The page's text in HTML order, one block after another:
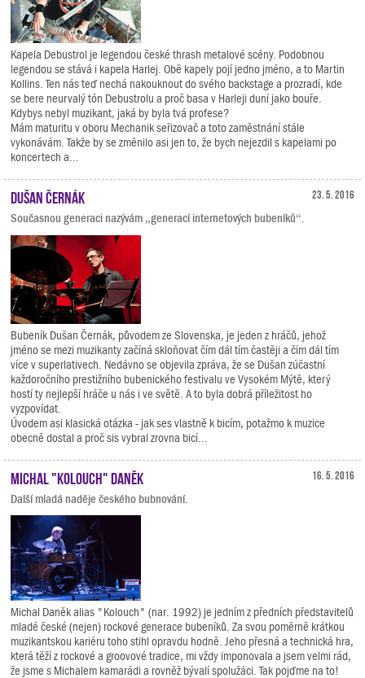
Kapela Debustrol je legendou české thrash metalové scény. Podobnou
legendou se stává i kapela Harlej. Obě kapely pojí jedno jméno, a to Martin
Kollins. Ten nás teď nechá nakouknout do svého backstage a prozradí, kde
se bere neurvalý tón Debustrolu a proč basa v Harleji duní jako bouře.
Kdybys nebyl muzikant, jaká by byla tvá profese?
Mám maturitu v oboru Mechanik seřizovač a toto zaměstnání stále
vykonávám. Takže by se změnilo asi jen to, že bych nejezdil s kapelami po
koncertech a...
23. 5. 2016
Dušan Černák
Současnou generaci nazývám „generací internetových bubeníků“.
Bubeník Dušan Černák, původem ze Slovenska, je jeden z hráčů, jehož
jméno se mezi muzikanty začíná skloňovat čím dál tím častěji a čím dál tím
více v superlativech. Nedávno se objevila zpráva, že se Dušan zúčastní
každoročního prestižního bubenického festivalu ve Vysokém Mýtě, který
hostí ty nejlepší hráče u nás i ve světě. A to byla dobrá příležitost ho
vyzpovídat.
Úvodem asi klasická otázka - jak ses vlastně k bicím, potažmo k muzice
obecně dostal a proč sis vybral zrovna bicí...
16. 5. 2016
Michal "Kolouch" Daněk
Další mladá naděje českého bubnování.
Michal Daněk alias "Kolouch" (nar. 1992) je jedním z předních představitelů
mladé české (nejen) rockové generace bubeníků. Za svou poměrně krátkou
muzikantskou kariéru toho stihl opravdu hodně. Jeho přesná a technická hra,
která těží z rockové a groovové tradice, mi vždy imponovala a jsem velmi rád,
že jsme s Michalem kamarádi a rovněž bývalí spolužáci. Tak pojďme na to!